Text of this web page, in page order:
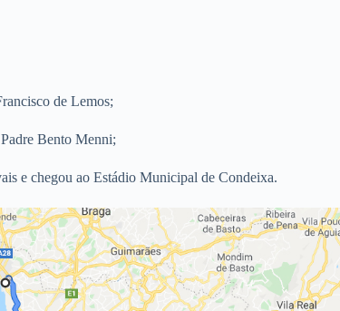
de Lemos;
Bento Menni;
e chegou ao Estádio Municipal de Condeixa.